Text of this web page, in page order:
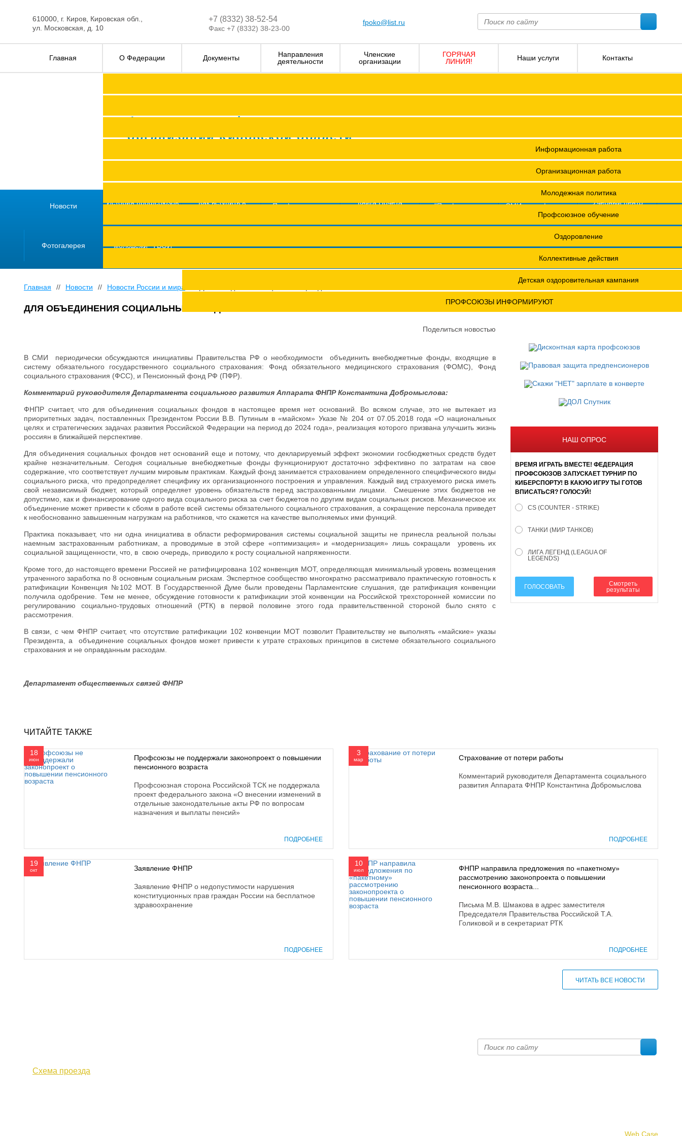
610000, г. Киров, Кировская обл.,
ул. Московская, д. 10
+7 (8332) 38-52-54
Факс +7 (8332) 38-23-00
fpoko@list.ru
Главная О Федерации Документы
Решения Советов Федерации
Постановления президиумов
Сводные данные о результатах проведения специальной оценки условий труда (СОУТ)
Научно-практическая конференция МОТ- ФНПР
ПРОФСОЮЗЫ ИНФОРМИРУЮТ
Направления
деятельности
Информационная работа
Организационная работа
Молодежная политика
Профсоюзное обучение
Оздоровление
Коллективные действия
Детская оздоровительная кампания
Членские
организации
ГОРЯЧАЯ
ЛИНИЯ!
Наши услуги Контакты
Федерация профсоюзных
организаций Кировской области
Новости
История профсоюзов
Как вступить в
Профсоюз помог
Книга Почета
"Профсоюзная
СМИ о профсоюзах
Учебный центр
Фотогалерея
молодежи "ТВОЙ
Главная // Новости // Новости России и мира
ДЛЯ ОБЪЕДИНЕНИЯ СОЦИАЛЬНЫХ ФОНДОВ НЕТ ОСНОВАНИЙ
Поделиться новостью
В СМИ периодически обсуждаются инициативы Правительства РФ о необходимости объединить внебюджетные фонды, входящие в
систему обязательного государственного социального страхования: Фонд обязательного медицинского страхования (ФОМС), Фонд
социального страхования (ФСС), и Пенсионный фонд РФ (ПФР).
Комментарий руководителя Департамента социального развития Аппарата ФНПР Константина Добромыслова:
ФНПР считает, что для объединения социальных фондов в настоящее время нет оснований. Во всяком случае, это не вытекает из
приоритетных задач, поставленных Президентом России В.В. Путиным в «майском» Указе № 204 от 07.05.2018 года «О национальных
целях и стратегических задачах развития Российской Федерации на период до 2024 года», реализация которого призвана улучшить жизнь
россиян в ближайшей перспективе.
Для объединения социальных фондов нет оснований еще и потому, что декларируемый эффект экономии госбюджетных средств будет
крайне незначительным. Сегодня социальные внебюджетные фонды функционируют достаточно эффективно по затратам на свое
содержание, что соответствует лучшим мировым практикам. Каждый фонд занимается страхованием определенного специфического виды
социального риска, что предопределяет специфику их организационного построения и управления. Каждый вид страхуемого риска иметь
свой независимый бюджет, который определяет уровень обязательств перед застрахованными лицами. Смешение этих бюджетов не
допустимо, как и финансирование одного вида социального риска за счет бюджетов по другим видам социальных рисков. Механическое их
объединение может привести к сбоям в работе всей системы обязательного социального страхования, а сокращение персонала приведет
к необоснованно завышенным нагрузкам на работников, что скажется на качестве выполняемых ими функций.
Практика показывает, что ни одна инициатива в области реформирования системы социальной защиты не принесла реальной пользы
наемным застрахованным работникам, а проводимые в этой сфере «оптимизация» и «модернизация» лишь сокращали уровень их
социальной защищенности, что, в свою очередь, приводило к росту социальной напряженности.
Кроме того, до настоящего времени Россией не ратифицирована 102 конвенция МОТ, определяющая минимальный уровень возмещения
утраченного заработка по 8 основным социальным рискам. Экспертное сообщество многократно рассматривало практическую готовность к
ратификации Конвенция №102 МОТ. В Государственной Думе были проведены Парламентские слушания, где ратификация конвенции
получила одобрение. Тем не менее, обсуждение готовности к ратификации этой конвенции на Российской трехсторонней комиссии по
регулированию социально-трудовых отношений (РТК) в первой половине этого года правительственной стороной было снято с
рассмотрения.
В связи, с чем ФНПР считает, что отсутствие ратификации 102 конвенции МОТ позволит Правительству не выполнять «майские» указы
Президента, а объединение социальных фондов может привести к утрате страховых принципов в системе обязательного социального
страхования и не оправданным расходам.
Департамент общественных связей ФНПР
НАШ ОПРОС
ВРЕМЯ ИГРАТЬ ВМЕСТЕ! ФЕДЕРАЦИЯ
ПРОФСОЮЗОВ ЗАПУСКАЕТ ТУРНИР ПО
КИБЕРСПОРТУ! В КАКУЮ ИГРУ ТЫ ГОТОВ
ВПИСАТЬСЯ? ГОЛОСУЙ!
CS (COUNTER - STRIKE)
ТАНКИ (МИР ТАНКОВ)
ЛИГА ЛЕГЕНД (LEAGUA OF
LEGENDS)
ГОЛОСОВАТЬ
Смотреть
результаты
ЧИТАЙТЕ ТАКЖЕ
18
июн
Профсоюзы не поддержали законопроект о повышении
пенсионного возраста
Профсоюзная сторона Российской ТСК не поддержала
проект федерального закона «О внесении изменений в
отдельные законодательные акты РФ по вопросам
назначения и выплаты пенсий»
ПОДРОБНЕЕ
3
мар Страхование от потери работы
Комментарий руководителя Департамента социального
развития Аппарата ФНПР Константина Добромыслова
ПОДРОБНЕЕ
19
окт Заявление ФНПР
Заявление ФНПР о недопустимости нарушения
конституционных прав граждан России на бесплатное
здравоохранение
ПОДРОБНЕЕ
10
июл
ФНПР направила предложения по «пакетному»
рассмотрению законопроекта о повышении
пенсионного возраста...
Письма М.В. Шмакова в адрес заместителя
Председателя Правительства Российской Т.А.
Голиковой и в секретариат РТК
ПОДРОБНЕЕ
ЧИТАТЬ ВСЕ НОВОСТИ
Схема проезда
Web Case